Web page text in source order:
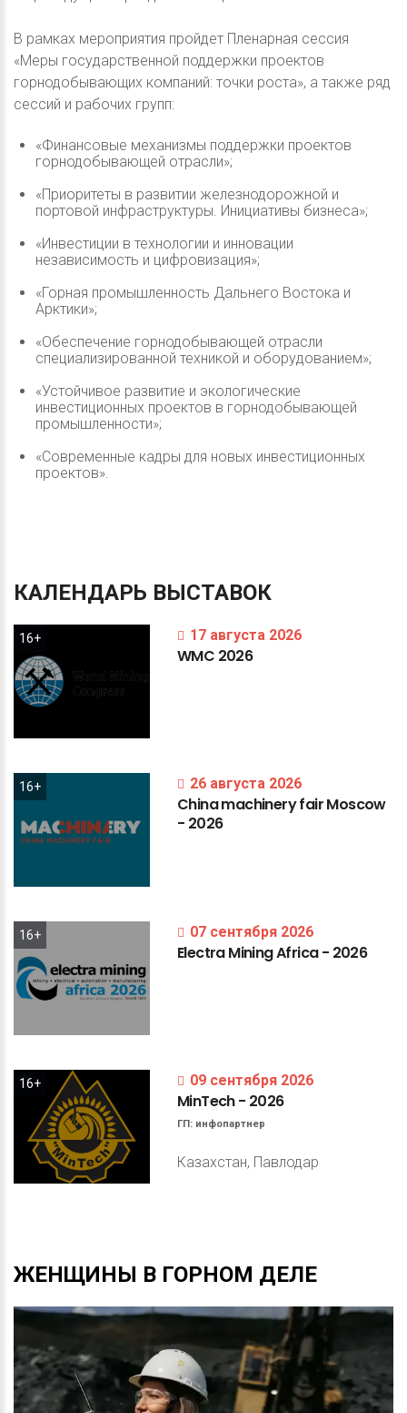
В рамках мероприятия пройдет Пленарная сессия
«Меры государственной поддержки проектов
горнодобывающих компаний: точки роста», а также ряд
сессий и рабочих групп:
«Финансовые механизмы поддержки проектов
горнодобывающей отрасли»;
«Приоритеты в развитии железнодорожной и
портовой инфраструктуры. Инициативы бизнеса»;
«Инвестиции в технологии и инновации
независимость и цифровизация»;
«Горная промышленность Дальнего Востока и
Арктики»;
«Обеспечение горнодобывающей отрасли
специализированной техникой и оборудованием»;
«Устойчивое развитие и экологические
инвестиционных проектов в горнодобывающей
промышленности»;
«Современные кадры для новых инвестиционных
проектов».
КАЛЕНДАРЬ ВЫСТАВОК
16+ 17 августа 2026
WMC 2026
16+ 26 августа 2026
ChinamachineryfairMoscow
- 2026
16+ 07 сентября 2026
ElectraMiningAfrica- 2026
16+ 09 сентября 2026
MinTech- 2026
ГП: инфопартнер
Казахстан, Павлодар
ЖЕНЩИНЫ В ГОРНОМ ДЕЛЕ